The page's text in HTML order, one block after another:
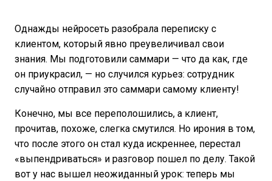
Однажды нейросеть разобрала переписку с
клиентом, который явно преувеличивал свои
знания. Мы подготовили саммари — что да как, где
он приукрасил, — но случился курьез: сотрудник
случайно отправил это саммари самому клиенту!
Конечно, мы все переполошились, а клиент,
прочитав, похоже, слегка смутился. Но ирония в том,
что после этого он стал куда искреннее, перестал
«выпендриваться» и разговор пошел по делу. Такой
вот у нас вышел неожиданный урок: теперь мы